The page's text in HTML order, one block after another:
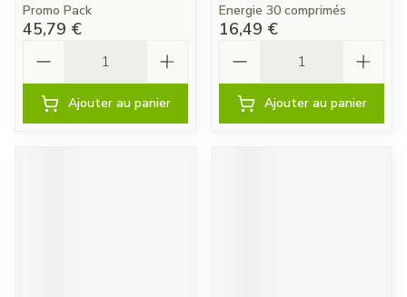
Promo Pack
45,79 €
Ajouter au panier
Energie 30 comprimés
16,49 €
Ajouter au panier